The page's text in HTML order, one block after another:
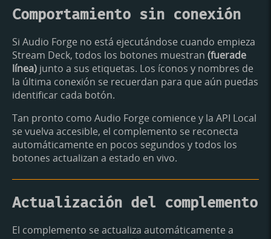
Comportamiento sin conexión
Si Audio Forge no está ejecutándose cuando empieza
Stream Deck, todos los botones muestran (fuerade
línea) junto a sus etiquetas. Los íconos y nombres de
la última conexión se recuerdan para que aún puedas
identificar cada botón.
Tan pronto como Audio Forge comience y la API Local
se vuelva accesible, el complemento se reconecta
automáticamente en pocos segundos y todos los
botones actualizan a estado en vivo.
Actualización del complemento
El complemento se actualiza automáticamente a